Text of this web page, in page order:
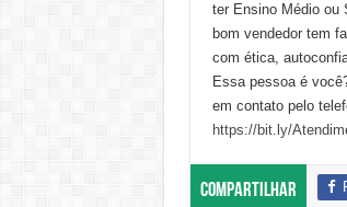
ter Ensino Médio ou
bom vendedor tem
com ética,
Essa pessoa é
em contato pelo
https://bit.ly/
Compartilhar